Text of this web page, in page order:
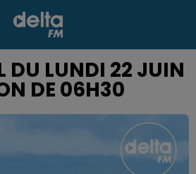
DU LUNDI 22 JUIN
DE 06H30